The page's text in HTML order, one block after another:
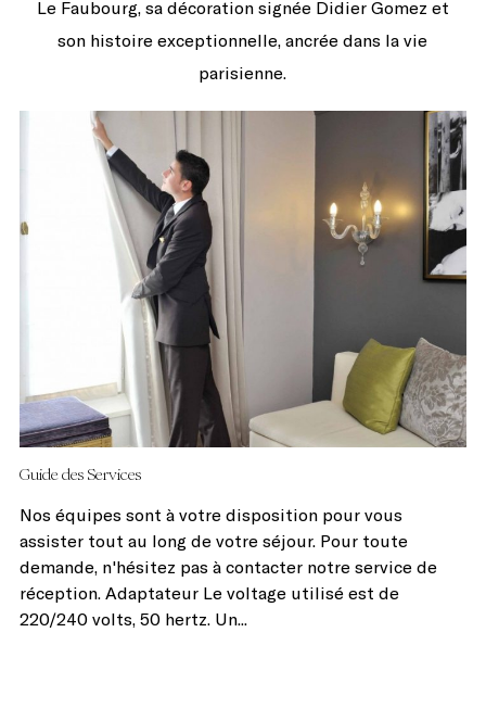
Le Faubourg, sa décoration signée Didier Gomez et
son histoire exceptionnelle, ancrée dans la vie
parisienne.
Guide des Services
Nos équipes sont à votre disposition pour vous
assister tout au long de votre séjour. Pour toute
demande, n'hésitez pas à contacter notre service de
réception. Adaptateur Le voltage utilisé est de
220/240 volts, 50 hertz. Un...